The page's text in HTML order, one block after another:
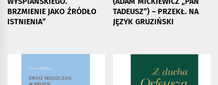
BRZMIENIE JAKO ŹRÓDŁO
ISTNIENIA”
TADEUSZ”) – PRZEKŁ. NA
JĘZYK GRUZIŃSKI